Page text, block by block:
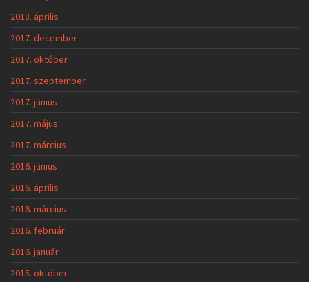
2018. április
2017. december
2017. október
2017. szeptember
2017. június
2017. május
2017. március
2016. június
2016. április
2016. március
2016. február
2016. január
2015. október